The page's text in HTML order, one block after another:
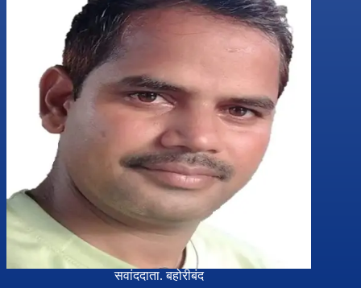
सवांददाता. बहोरीबंद